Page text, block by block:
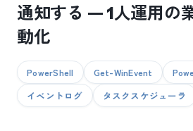
通知する — 1人運用の
動化
PowerShell Get-WinEvent
イベントログ
タスクスケジューラ